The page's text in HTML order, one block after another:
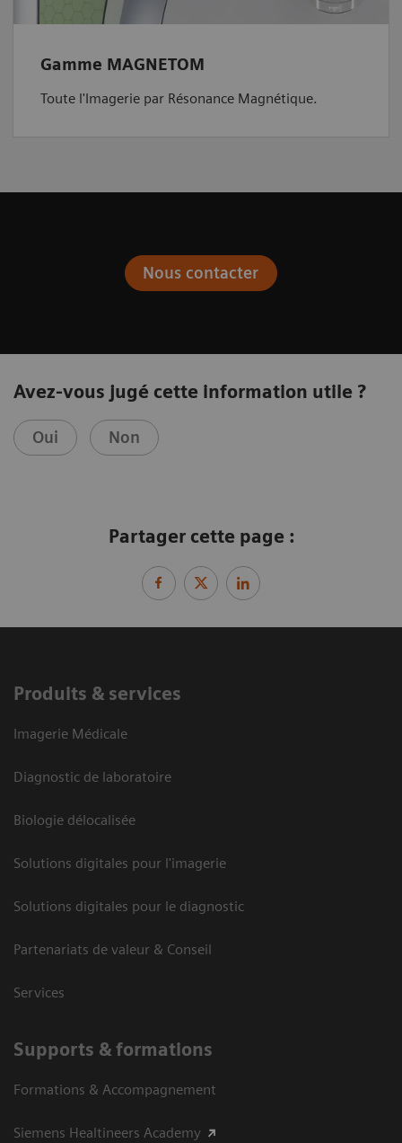
Gamme MAGNETOM
Toute l'Imagerie par Résonance Magnétique.
Nous contacter
Avez-vous jugé cette information utile ?
Oui Non
Partager cette page :
Produits & services
Imagerie Médicale
Diagnostic de laboratoire
Biologie délocalisée
Solutions digitales pour l'imagerie
Solutions digitales pour le diagnostic
Partenariats de valeur & Conseil
Services
Supports & formations
Formations & Accompagnement
Siemens Healtineers Academy